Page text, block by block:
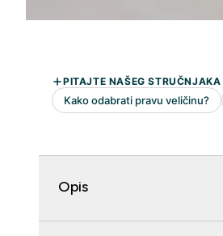
Opis